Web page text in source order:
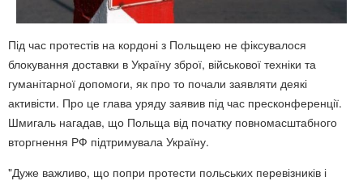
Під час протестів на кордоні з Польщею не фіксувалося
блокування доставки в Україну зброї, військової техніки та
гуманітарної допомоги, як про то почали заявляти деякі
активісти. Про це глава уряду заявив під час пресконференції.
Шмигаль нагадав, що Польща від початку повномасштабного
вторгнення РФ підтримувала Україну.
"Дуже важливо, що попри протести польських перевізників і